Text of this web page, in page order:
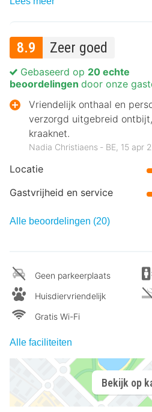
8.9 Zeer goed
Locatie
Gastvrijheid en service
Gebaseerd op 20 echte
beoordelingen door onze
Vriendelijk onthaal en
verzorgd uitgebreid
kraaknet.
Nadia Christiaens ‐ BE, 15 apr
Alle beoordelingen (20)
Geen parkeerplaats
Huisdiervriendelijk
Gratis Wi-Fi
Alle faciliteiten
Bekijk op